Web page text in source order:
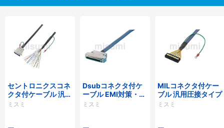
セントロニクスコネ
クタ付ケーブル 汎用
タイプ
ミスミ
Dsubコネクタ付ケ
ーブル EMI対策・薄
型フードタイプ
ミスミ
MILコネクタ付ケー
ブル 汎用圧接タイプ
ミスミ